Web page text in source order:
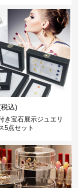
込)
き宝石展示ジュエリ
5点セット